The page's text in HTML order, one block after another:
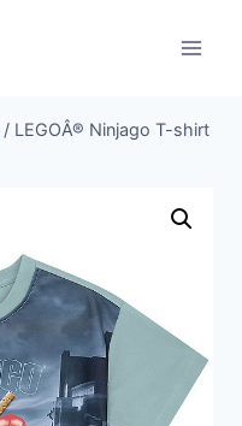
/ LEGOÂ® Ninjago T-shirt